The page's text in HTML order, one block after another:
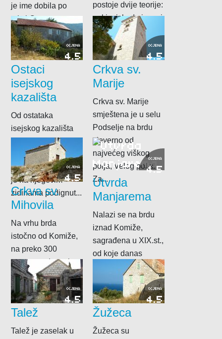
je ime dobila po
crkvi Gospe
Gusarice iznad nje.
To je duga...
postoje dvije teorije:
neki misle da je prvi
naziv...
OCJENA
4.5
Ostaci
isejskog
kazališta
Od ostataka
isejskog kazališta
na poluotočiću
Prirovo sačuvano je
vrlo malo, a kasnije
je na njegovim
zidinama podignut...
OCJENA
4.5
Crkva sv.
Marije
Crkva sv. Marije
smještena je u selu
Podselje na brdu
sjeverno od
najvećeg viškog
polja, Velog polja.
Za...
OCJENA
4.5
Crkva sv.
Mihovila
Na vrhu brda
istočno od Komiže,
na preko 300
metara nadmorske
visine, sagrađena je
crkva svetog
Mihovila. Nalazi...
OCJENA
4.5
Utvrda
Manjarema
Nalazi se na brdu
iznad Komiže,
sagrađena u XIX.st.,
od koje danas
postoje slabo
očuvani ostaci.
OCJENA
4.5
Talež
Talež je zaselak u
OCJENA
4.5
Žužeca
Žužeca su